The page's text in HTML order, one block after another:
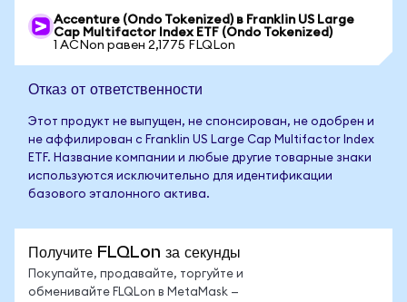
Accenture (Ondo Tokenized) в Franklin US Large
Cap Multifactor Index ETF (Ondo Tokenized)
1 ACNon равен 2,1775 FLQLon
Отказ от ответственности
Этот продукт не выпущен, не спонсирован, не одобрен и
не аффилирован с Franklin US Large Cap Multifactor Index
ETF. Название компании и любые другие товарные знаки
используются исключительно для идентификации
базового эталонного актива.
Получите FLQLon за секунды
Покупайте, продавайте, торгуйте и
обменивайте FLQLon в MetaMask —